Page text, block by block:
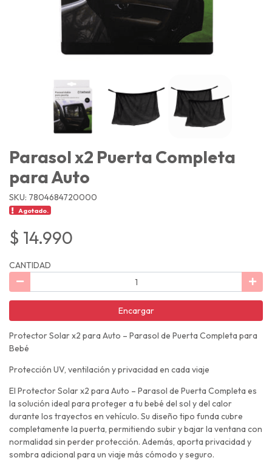
Parasol x2 Puerta Completa
para Auto
SKU: 7804684720000
Agotado.
$ 14.990
CANTIDAD
Encargar
Protector Solar x2 para Auto – Parasol de Puerta Completa para
Bebé
Protección UV, ventilación y privacidad en cada viaje
El Protector Solar x2 para Auto – Parasol de Puerta Completa es
la solución ideal para proteger a tu bebé del sol y del calor
durante los trayectos en vehículo. Su diseño tipo funda cubre
completamente la puerta, permitiendo subir y bajar la ventana con
normalidad sin perder protección. Además, aporta privacidad y
sombra adicional para un viaje más cómodo y seguro.